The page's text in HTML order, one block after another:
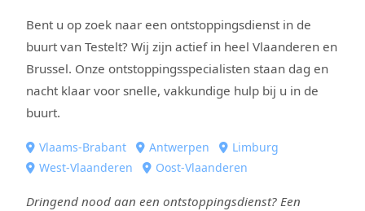
Bent u op zoek naar een ontstoppingsdienst in de
buurt van Testelt? Wij zijn actief in heel Vlaanderen en
Brussel. Onze ontstoppingsspecialisten staan dag en
nacht klaar voor snelle, vakkundige hulp bij u in de
buurt.
Vlaams-Brabant Antwerpen
Limburg
West-Vlaanderen
Oost-Vlaanderen
Dringend nood aan een ontstoppingsdienst? Een